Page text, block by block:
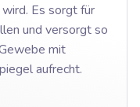
Es sorgt für
und versorgt so
mit
aufrecht.